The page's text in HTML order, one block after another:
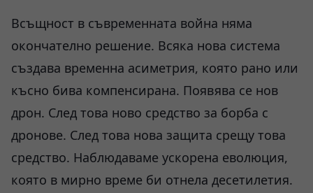
Всъщност в съвременната война няма
окончателно решение. Всяка нова система
създава временна асиметрия, която рано или
късно бива компенсирана. Появява се нов
дрон. След това ново средство за борба с
дронове. След това нова защита срещу това
средство. Наблюдаваме ускорена еволюция,
която в мирно време би отнела десетилетия.